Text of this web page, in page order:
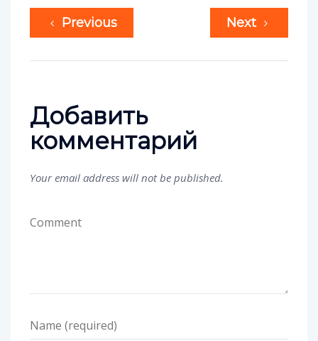
Previous Next
Добавить
комментарий
Your email address will not be published.